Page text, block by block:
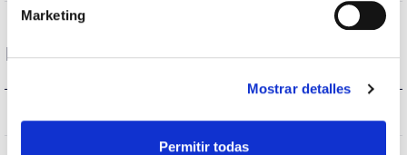
Marketing
Mostrar detalles
Permitir todas
Logement et finition